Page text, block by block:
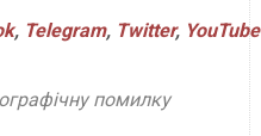
, Telegram, Twitter, YouTube
помилку